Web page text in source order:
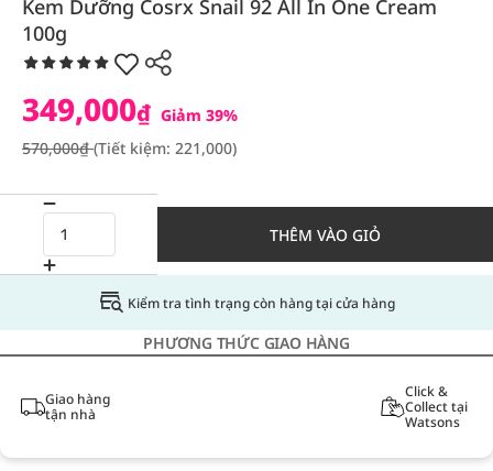
Kem Dưỡng Cosrx Snail 92 All In One Cream
100g
349,000₫ Giảm 39%
570,000₫(Tiết kiệm: 221,000)
THÊM VÀO GIỎ
Kiểm tra tình trạng còn hàng tại cửa hàng
PHƯƠNG THỨC GIAO HÀNG
Giao hàng
tận nhà
Click &
Collect tại
Watsons